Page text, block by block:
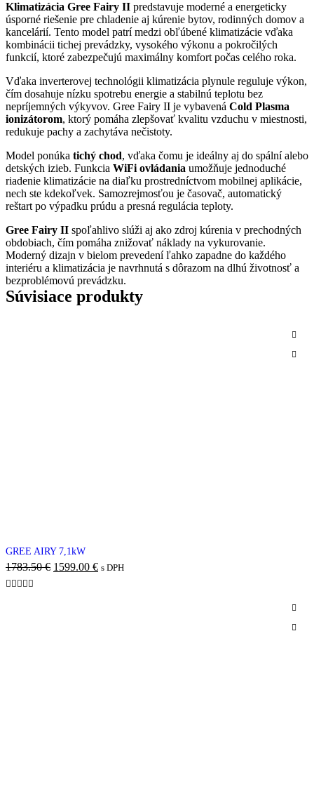
Klimatizácia Gree Fairy II predstavuje moderné a energeticky
úsporné riešenie pre chladenie aj kúrenie bytov, rodinných domov a
kancelárií. Tento model patrí medzi obľúbené klimatizácie vďaka
kombinácii tichej prevádzky, vysokého výkonu a pokročilých
funkcií, ktoré zabezpečujú maximálny komfort počas celého roka.
Vďaka inverterovej technológii klimatizácia plynule reguluje výkon,
čím dosahuje nízku spotrebu energie a stabilnú teplotu bez
nepríjemných výkyvov. Gree Fairy II je vybavená Cold Plasma
ionizátorom, ktorý pomáha zlepšovať kvalitu vzduchu v miestnosti,
redukuje pachy a zachytáva nečistoty.
Model ponúka tichý chod, vďaka čomu je ideálny aj do spální alebo
detských izieb. Funkcia WiFi ovládania umožňuje jednoduché
riadenie klimatizácie na diaľku prostredníctvom mobilnej aplikácie,
nech ste kdekoľvek. Samozrejmosťou je časovač, automatický
reštart po výpadku prúdu a presná regulácia teploty.
Gree Fairy II spoľahlivo slúži aj ako zdroj kúrenia v prechodných
obdobiach, čím pomáha znižovať náklady na vykurovanie.
Moderný dizajn v bielom prevedení ľahko zapadne do každého
interiéru a klimatizácia je navrhnutá s dôrazom na dlhú životnosť a
bezproblémovú prevádzku.
Súvisiace produkty
-10%
GREE AIRY 7,1kW
1783.50€ 1599.00 € s DPH